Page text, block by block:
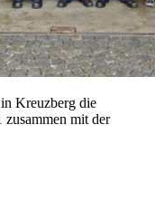
Kreuzberg die
zusammen mit der